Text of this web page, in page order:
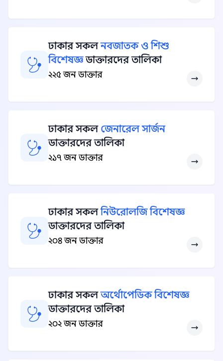
ঢাকার সকলনবজাতক ও শিশু
বিশেষজ্ঞডাক্তারদের তালিকা
২২৫ জন ডাক্তার
ঢাকার সকল জেনারেল সার্জন
ডাক্তারদের তালিকা
২১৭ জন ডাক্তার
ঢাকার সকলনিউরোলজি বিশেষজ্ঞ
ডাক্তারদের তালিকা
২০৪ জন ডাক্তার
ঢাকার সকলঅর্থোপেডিক বিশেষজ্ঞ
ডাক্তারদের তালিকা
২০২ জন ডাক্তার